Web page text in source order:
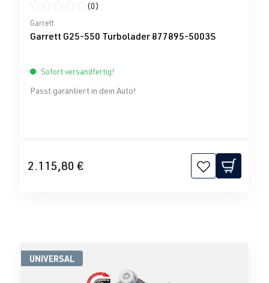
Durchschnittliche Bewertung von 0 von 5 Sternen
(0)
Garrett
Garrett G25-550 Turbolader 877895-5003S
Sofort versandfertig!
Passt garantiert in dein Auto!
2.115,80 €
UNIVERSAL